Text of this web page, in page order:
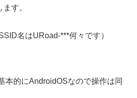
す。
名はURoad-***何々です）
本的にAndroidOSなので操作は同